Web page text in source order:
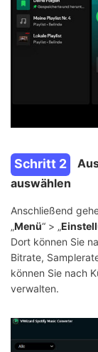
Schritt 2
auswählen
Anschließend
„Menü“ > „
Dort können Sie
Bitrate,
können Sie nach
verwalten.